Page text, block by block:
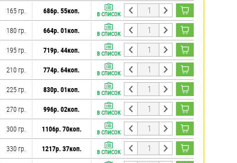
165 гр. 686р. 55коп. В СПИСОК
180 гр. 664р. 01коп. В СПИСОК
195 гр. 719р. 44коп. В СПИСОК
210 гр. 774р. 64коп. В СПИСОК
225 гр. 830р. 01коп. В СПИСОК
270 гр. 996р. 02коп. В СПИСОК
300 гр. 1106р. 70коп. В СПИСОК
330 гр. 1217р. 37коп. В СПИСОК